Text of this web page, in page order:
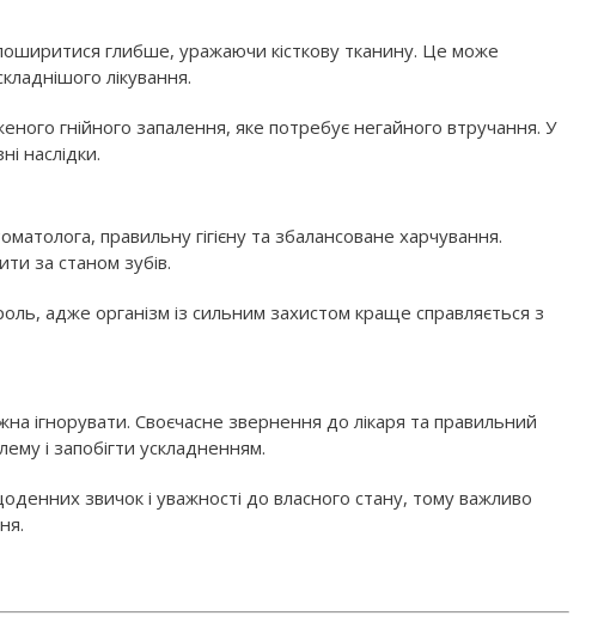
глибше, уражаючи кісткову тканину. Це може
лікування.
гнійного запалення, яке потребує негайного втручання. У
наслідки.
правильну гігієну та збалансоване харчування.
за станом зубів.
адже організм із сильним захистом краще справляється з
ігнорувати. Своєчасне звернення до лікаря та правильний
і запобігти ускладненням.
звичок і уважності до власного стану, тому важливо